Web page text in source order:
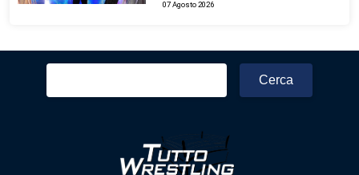
07 Agosto 2026
Ricerca